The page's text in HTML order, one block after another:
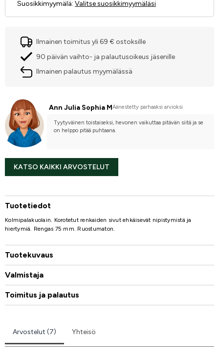
Suosikkimyymälä: Valitse suosikkimyymäläsi
Ilmainen toimitus yli 69 € ostoksille
90 päivän vaihto- ja palautusoikeus jäsenille
Ilmainen palautus myymälässä
Ann Julia Sophia MÄänestetty parhaaksi arvioksi
Tyytyväinen toistaiseksi, hevonen vaikuttaa pitävän siitä ja se
on helppo pitää puhtaana.
KATSO KAIKKI ARVOSTELUT
Tuotetiedot
Kolmipalakuolain. Korotetut renkaiden sivut ehkäisevät nipistymistä ja
hiertymiä. Rengas 75 mm. Ruostumaton.
Tuotekuvaus
Valmistaja
Toimitus ja palautus
Arvostelut (7) Yhteisö